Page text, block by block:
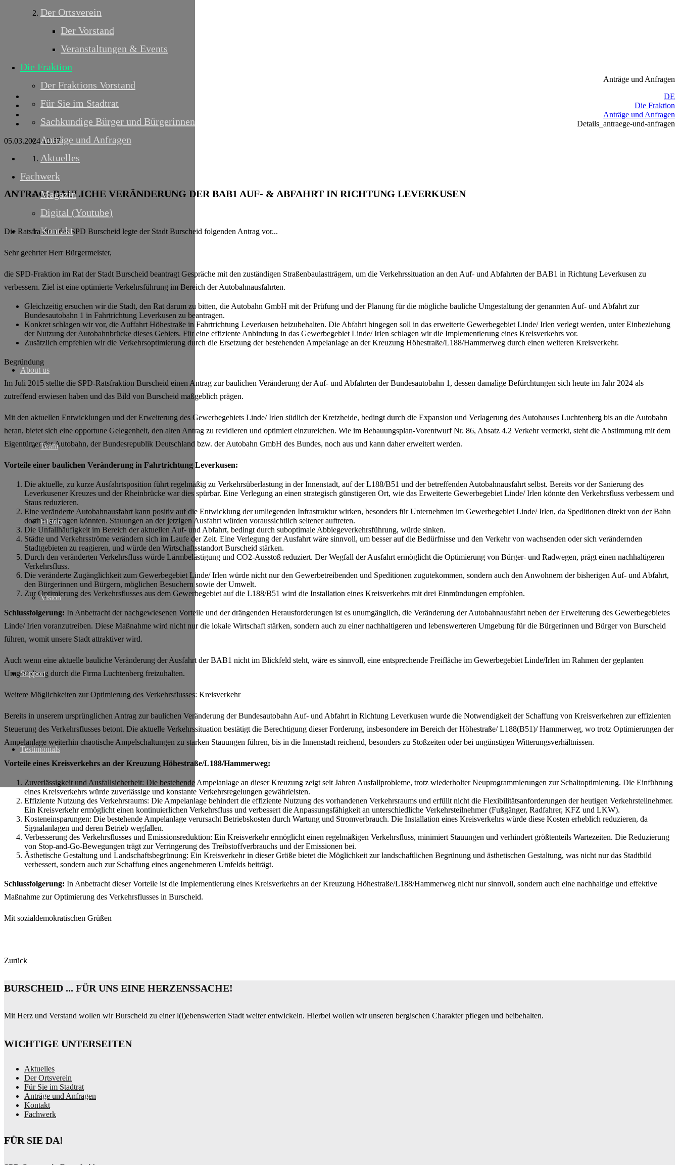
Der Ortsverein
Der Vorstand
Veranstaltungen & Events
Die Fraktion
Der Fraktions Vorstand
Für Sie im Stadtrat
Sachkundige Bürger und Bürgerinnen
Anträge und Anfragen
Aktuelles
Fachwerk
Magazin
Digital (Youtube)
Kontakt
About us
Team
History
Vision
Support
Testimonials
Anträge und Anfragen
DE
Die Fraktion
Anträge und Anfragen
Details_antraege-und-anfragen
05.03.2024 12:57
ANTRAG:BAULICHE VERÄNDERUNG DER BAB1 AUF- & ABFAHRT IN RICHTUNG LEVERKUSEN
Die Ratsfraktion der SPD Burscheid legte der Stadt Burscheid folgenden Antrag vor...
Sehr geehrter Herr Bürgermeister,
die SPD-Fraktion im Rat der Stadt Burscheid beantragt Gespräche mit den zuständigen Straßenbaulastträgern, um die Verkehrssituation an den Auf- und Abfahrten der BAB1 in Richtung Leverkusen zu
verbessern. Ziel ist eine optimierte Verkehrsführung im Bereich der Autobahnausfahrten.
Gleichzeitig ersuchen wir die Stadt, den Rat darum zu bitten, die Autobahn GmbH mit der Prüfung und der Planung für die mögliche bauliche Umgestaltung der genannten Auf- und Abfahrt zur
Bundesautobahn 1 in Fahrtrichtung Leverkusen zu beantragen.
Konkret schlagen wir vor, die Auffahrt Höhestraße in Fahrtrichtung Leverkusen beizubehalten. Die Abfahrt hingegen soll in das erweiterte Gewerbegebiet Linde/ Irlen verlegt werden, unter Einbeziehung
der Nutzung der Autobahnbrücke dieses Gebiets. Für eine effiziente Anbindung in das Gewerbegebiet Linde/ Irlen schlagen wir die Implementierung eines Kreisverkehrs vor.
Zusätzlich empfehlen wir die Verkehrsoptimierung durch die Ersetzung der bestehenden Ampelanlage an der Kreuzung Höhestraße/L188/Hammerweg durch einen weiteren Kreisverkehr.
Begründung
Im Juli 2015 stellte die SPD-Ratsfraktion Burscheid einen Antrag zur baulichen Veränderung der Auf- und Abfahrten der Bundesautobahn 1, dessen damalige Befürchtungen sich heute im Jahr 2024 als
zutreffend erwiesen haben und das Bild von Burscheid maßgeblich prägen.
Mit den aktuellen Entwicklungen und der Erweiterung des Gewerbegebiets Linde/ Irlen südlich der Kretzheide, bedingt durch die Expansion und Verlagerung des Autohauses Luchtenberg bis an die Autobahn
heran, bietet sich eine opportune Gelegenheit, den alten Antrag zu revidieren und optimiert einzureichen. Wie im Bebauungsplan-Vorentwurf Nr. 86, Absatz 4.2 Verkehr vermerkt, steht die Abstimmung mit dem
Eigentümer der Autobahn, der Bundesrepublik Deutschland bzw. der Autobahn GmbH des Bundes, noch aus und kann daher erweitert werden.
Vorteile einer baulichen Veränderung in Fahrtrichtung Leverkusen:
Die aktuelle, zu kurze Ausfahrtsposition führt regelmäßig zu Verkehrsüberlastung in der Innenstadt, auf der L188/B51 und der betreffenden Autobahnausfahrt selbst. Bereits vor der Sanierung des
Leverkusener Kreuzes und der Rheinbrücke war dies spürbar. Eine Verlegung an einen strategisch günstigeren Ort, wie das Erweiterte Gewerbegebiet Linde/ Irlen könnte den Verkehrsfluss verbessern und
Staus reduzieren.
Eine veränderte Autobahnausfahrt kann positiv auf die Entwicklung der umliegenden Infrastruktur wirken, besonders für Unternehmen im Gewerbegebiet Linde/ Irlen, da Speditionen direkt von der Bahn
dorthin gelangen könnten. Stauungen an der jetzigen Ausfahrt würden voraussichtlich seltener auftreten.
Die Unfallhäufigkeit im Bereich der aktuellen Auf- und Abfahrt, bedingt durch suboptimale Abbiegeverkehrsführung, würde sinken.
Städte und Verkehrsströme verändern sich im Laufe der Zeit. Eine Verlegung der Ausfahrt wäre sinnvoll, um besser auf die Bedürfnisse und den Verkehr von wachsenden oder sich verändernden
Stadtgebieten zu reagieren, und würde den Wirtschaftsstandort Burscheid stärken.
Durch den veränderten Verkehrsfluss würde Lärmbelästigung und CO2-Ausstoß reduziert. Der Wegfall der Ausfahrt ermöglicht die Optimierung von Bürger- und Radwegen, prägt einen nachhaltigeren
Verkehrsfluss.
Die veränderte Zugänglichkeit zum Gewerbegebiet Linde/ Irlen würde nicht nur den Gewerbetreibenden und Speditionen zugutekommen, sondern auch den Anwohnern der bisherigen Auf- und Abfahrt,
den Bürgerinnen und Bürgern, möglichen Besuchern sowie der Umwelt.
Zur Optimierung des Verkehrsflusses aus dem Gewerbegebiet auf die L188/B51 wird die Installation eines Kreisverkehrs mit drei Einmündungen empfohlen.
Schlussfolgerung: In Anbetracht der nachgewiesenen Vorteile und der drängenden Herausforderungen ist es unumgänglich, die Veränderung der Autobahnausfahrt neben der Erweiterung des Gewerbegebietes
Linde/ Irlen voranzutreiben. Diese Maßnahme wird nicht nur die lokale Wirtschaft stärken, sondern auch zu einer nachhaltigeren und lebenswerteren Umgebung für die Bürgerinnen und Bürger von Burscheid
führen, womit unsere Stadt attraktiver wird.
Auch wenn eine aktuelle bauliche Veränderung der Ausfahrt der BAB1 nicht im Blickfeld steht, wäre es sinnvoll, eine entsprechende Freifläche im Gewerbegebiet Linde/Irlen im Rahmen der geplanten
Umgestaltung durch die Firma Luchtenberg freizuhalten.
Weitere Möglichkeiten zur Optimierung des Verkehrsflusses: Kreisverkehr
Bereits in unserem ursprünglichen Antrag zur baulichen Veränderung der Bundesautobahn Auf- und Abfahrt in Richtung Leverkusen wurde die Notwendigkeit der Schaffung von Kreisverkehren zur effizienten
Steuerung des Verkehrsflusses betont. Die aktuelle Verkehrssituation bestätigt die Berechtigung dieser Forderung, insbesondere im Bereich der Höhestraße/ L188(B51)/ Hammerweg, wo trotz Optimierungen der
Ampelanlage weiterhin chaotische Ampelschaltungen zu starken Stauungen führen, bis in die Innenstadt reichend, besonders zu Stoßzeiten oder bei ungünstigen Witterungsverhältnissen.
Vorteile eines Kreisverkehrs an der Kreuzung Höhestraße/L188/Hammerweg:
Zuverlässigkeit und Ausfallsicherheit: Die bestehende Ampelanlage an dieser Kreuzung zeigt seit Jahren Ausfallprobleme, trotz wiederholter Neuprogrammierungen zur Schaltoptimierung. Die Einführung
eines Kreisverkehrs würde zuverlässige und konstante Verkehrsregelungen gewährleisten.
Effiziente Nutzung des Verkehrsraums: Die Ampelanlage behindert die effiziente Nutzung des vorhandenen Verkehrsraums und erfüllt nicht die Flexibilitätsanforderungen der heutigen Verkehrsteilnehmer.
Ein Kreisverkehr ermöglicht einen kontinuierlichen Verkehrsfluss und verbessert die Anpassungsfähigkeit an unterschiedliche Verkehrsteilnehmer (Fußgänger, Radfahrer, KFZ und LKW).
Kosteneinsparungen: Die bestehende Ampelanlage verursacht Betriebskosten durch Wartung und Stromverbrauch. Die Installation eines Kreisverkehrs würde diese Kosten erheblich reduzieren, da
Signalanlagen und deren Betrieb wegfallen.
Verbesserung des Verkehrsflusses und Emissionsreduktion: Ein Kreisverkehr ermöglicht einen regelmäßigen Verkehrsfluss, minimiert Stauungen und verhindert größtenteils Wartezeiten. Die Reduzierung
von Stop-and-Go-Bewegungen trägt zur Verringerung des Treibstoffverbrauchs und der Emissionen bei.
Ästhetische Gestaltung und Landschaftsbegrünung: Ein Kreisverkehr in dieser Größe bietet die Möglichkeit zur landschaftlichen Begrünung und ästhetischen Gestaltung, was nicht nur das Stadtbild
verbessert, sondern auch zur Schaffung eines angenehmeren Umfelds beiträgt.
Schlussfolgerung: In Anbetracht dieser Vorteile ist die Implementierung eines Kreisverkehrs an der Kreuzung Höhestraße/L188/Hammerweg nicht nur sinnvoll, sondern auch eine nachhaltige und effektive
Maßnahme zur Optimierung des Verkehrsflusses in Burscheid.
Mit sozialdemokratischen Grüßen
Zurück
BURSCHEID ... FÜR UNS EINE HERZENSSACHE!
Mit Herz und Verstand wollen wir Burscheid zu einer l(i)ebenswerten Stadt weiter entwickeln. Hierbei wollen wir unseren bergischen Charakter pflegen und beibehalten.
WICHTIGE UNTERSEITEN
Aktuelles
Der Ortsverein
Für Sie im Stadtrat
Anträge und Anfragen
Kontakt
Fachwerk
FÜR SIE DA!